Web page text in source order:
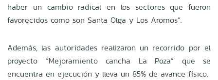
haber un cambio radical en los sectores que fueron
favorecidos como son Santa Olga y Los Aromos”.
Además, las autoridades realizaron un recorrido por el
proyecto “Mejoramiento cancha La Poza” que se
encuentra en ejecución y lleva un 85% de avance físico.